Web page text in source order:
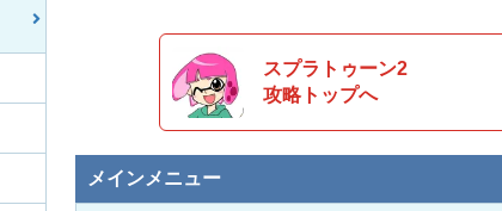
スプラトゥーン2
攻略トップへ
メインメニュー